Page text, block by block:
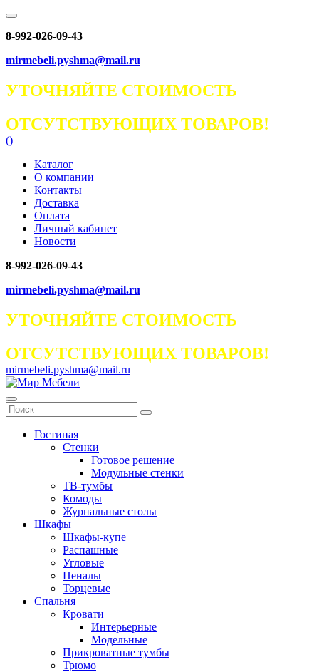
8-992-026-09-43
mirmebeli.pyshma@mail.ru
УТОЧНЯЙТЕ СТОИМОСТЬ
ОТСУТСТВУЮЩИХ ТОВАРОВ!
()
Каталог
О компании
Контакты
Доставка
Оплата
Личный кабинет
Новости
8-992-026-09-43
mirmebeli.pyshma@mail.ru
УТОЧНЯЙТЕ СТОИМОСТЬ
ОТСУТСТВУЮЩИХ ТОВАРОВ!
mirmebeli.pyshma@mail.ru
Гостиная
Стенки
Готовое решение
Модульные стенки
ТВ-тумбы
Комоды
Журнальные столы
Шкафы
Шкафы-купе
Распашные
Угловые
Пеналы
Торцевые
Спальня
Кровати
Интерьерные
Модельные
Прикроватные тумбы
Трюмо